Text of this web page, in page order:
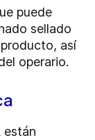
puede
sellado
así
operario.
están